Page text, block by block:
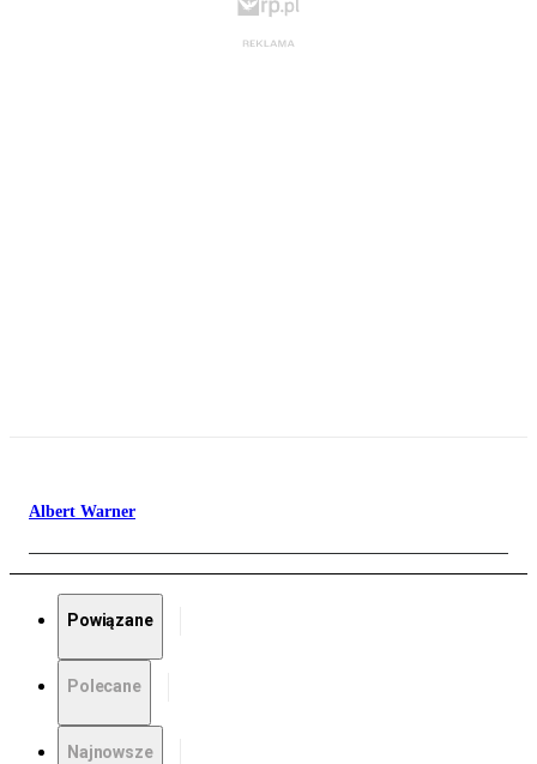
Albert Warner
Powiązane
Polecane
Najnowsze